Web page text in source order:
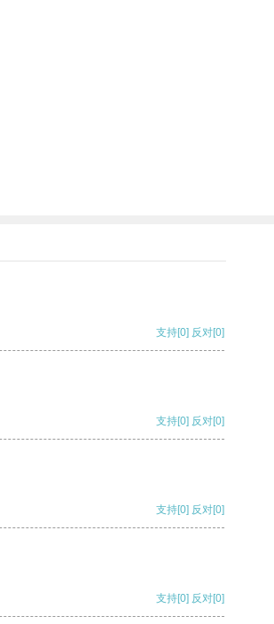
支持[0] 反对[0]
支持[0] 反对[0]
支持[0] 反对[0]
支持[0] 反对[0]